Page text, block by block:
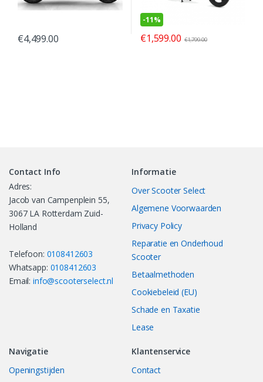
€4,499.00
-11%
€1,599.00 €1,799.00
Contact Info
Adres:
Jacob van Campenplein 55,
3067 LA Rotterdam Zuid-
Holland
Telefoon: 0108412603
Whatsapp: 0108412603
Email:info@scooterselect.nl
Informatie
Over Scooter Select
Algemene Voorwaarden
Privacy Policy
Reparatie en Onderhoud
Scooter
Betaalmethoden
Cookiebeleid (EU)
Schade en Taxatie
Lease
Navigatie
Openingstijden
Klantenservice
Contact